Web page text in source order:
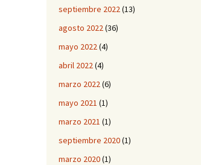
septiembre 2022(13)
agosto 2022(36)
mayo 2022(4)
abril 2022(4)
marzo 2022(6)
mayo 2021 (1)
marzo 2021 (1)
septiembre 2020(1)
marzo 2020(1)